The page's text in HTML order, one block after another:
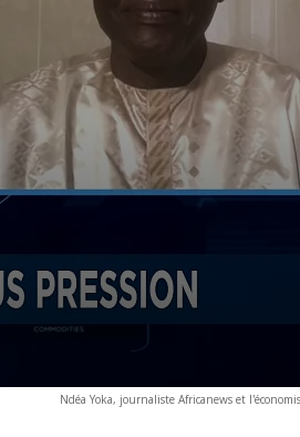
Ndéa Yoka, journaliste Africanews et